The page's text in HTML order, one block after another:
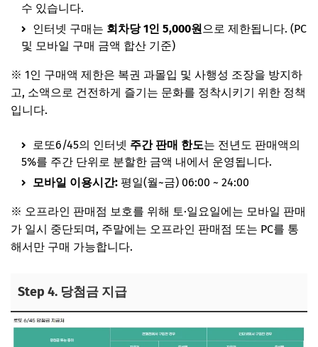
수 있습니다.
인터넷 구매는 회차당 1인 5,000원 으로 제한됩니다. (PC
및 모바일 구매 금액 합산 기준)
※ 1인 구매액 제한은 복권 과몰입 및 사행성 조장을 방지하
고, 소액으로 건전하게 즐기는 문화를 정착시키기 위한 정책
입니다.
로또6/45의 인터넷 주간 판매 한도는 전년도 판매액의
5%를 주간 단위로 분할한 금액 내에서 운영됩니다.
모바일 이용시간: 평일(월~금) 06:00 ~ 24:00
※ 오프라인 판매점 보호를 위해 토·일요일에는 모바일 판매
가 일시 중단되며, 주말에는 오프라인 판매점 또는 PC를 통
해서만 구매 가능합니다.
Step 4. 당첨금 지급